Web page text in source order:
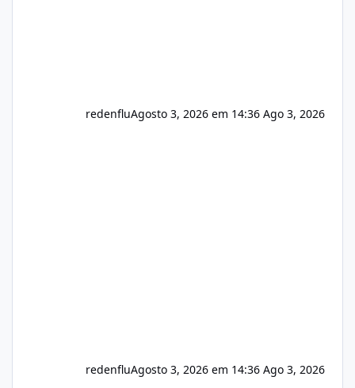
redenfluAgosto 3, 2026 em 14:36 Ago 3, 2026
redenfluAgosto 3, 2026 em 14:36 Ago 3, 2026